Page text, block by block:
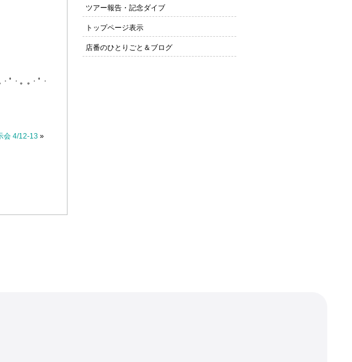
ﾟ・。｡・ﾟ・
会 4/12-13»
ツアー報告・記念ダイブ
トップページ表示
店番のひとりごと＆ブログ